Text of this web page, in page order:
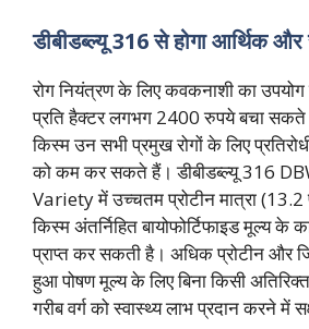
डीबीडब्ल्यू 316 से होगा आर्थिक और
रोग नियंत्रण के लिए कवकनाशी का
प्रति हैक्टर लगभग 2400 रुपये बचा
किस्म उन सभी प्रमुख रोगों के लिए
को कम कर सकते हैं। डीबीडब्ल्यू 316
Variety में उच्चतम प्रोटीन मात्रा
किस्म अंतर्निहित बायोफोर्टिफाइड मूल्य के
प्राप्त कर सकती है। अधिक प्रोटीन और
हुआ पोषण मूल्य के लिए बिना किसी
गरीब वर्ग को स्वास्थ्य लाभ प्रदान करने में